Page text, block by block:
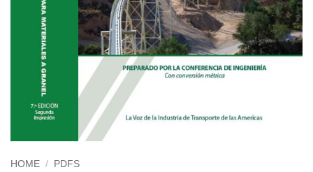
HOME / PDFS